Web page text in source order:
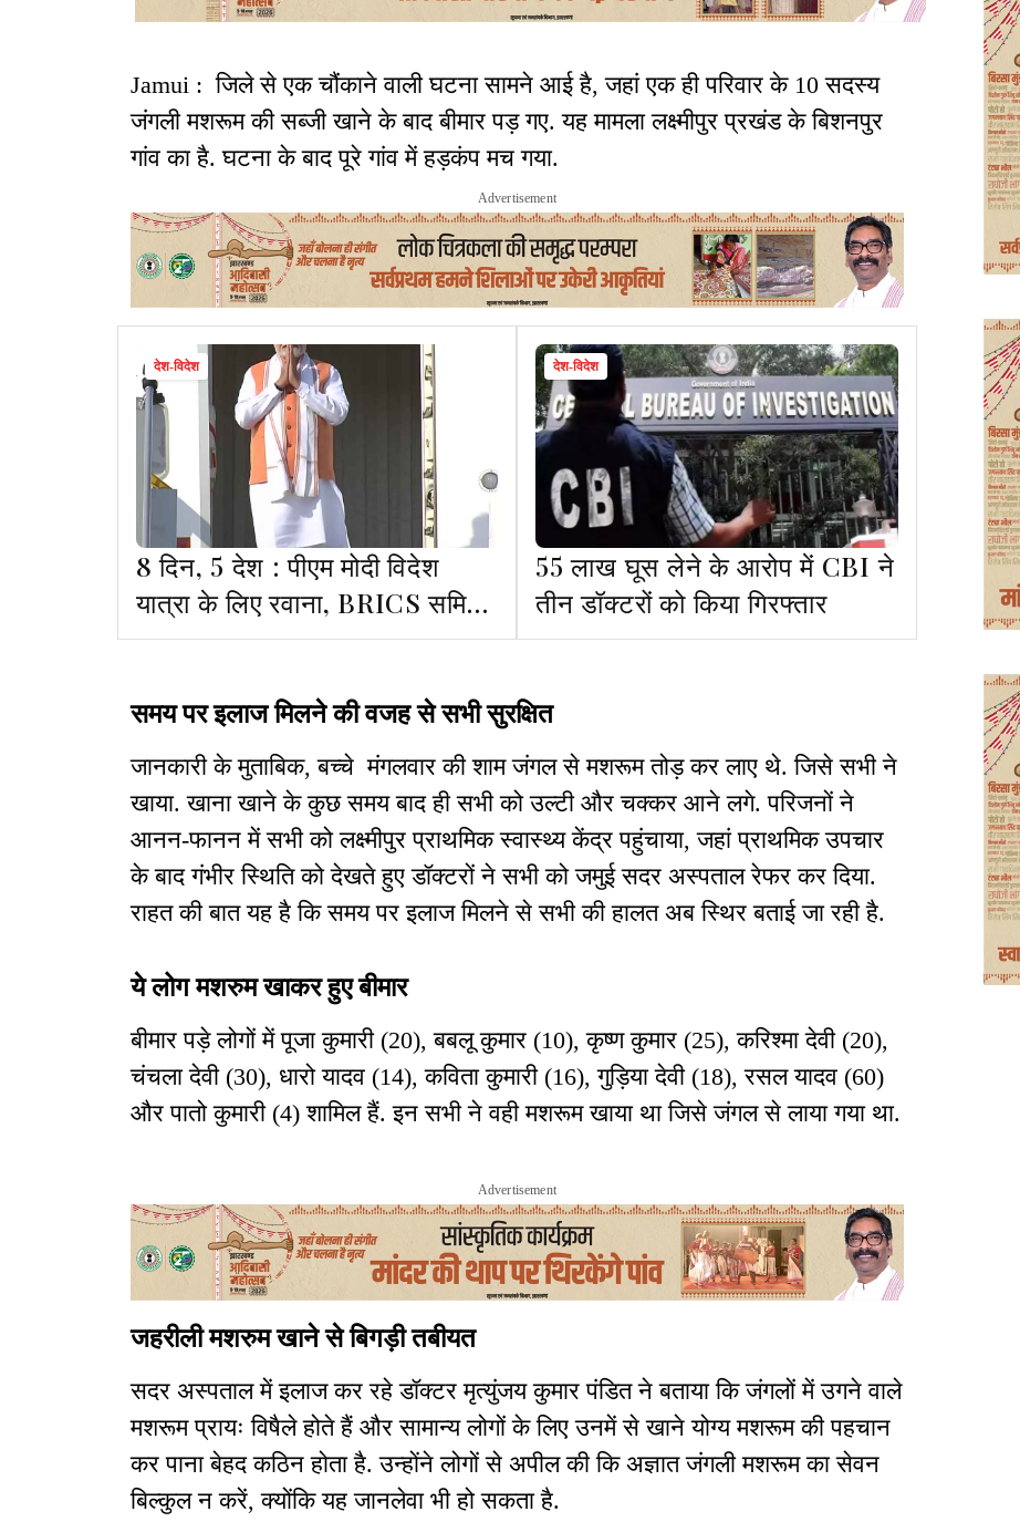
Jamui : जिले से एक चौंकाने वाली घटना सामने आई है, जहां एक ही परिवार के 10 सदस्य
जंगली मशरूम की सब्जी खाने के बाद बीमार पड़ गए. यह मामला लक्ष्मीपुर प्रखंड के बिशनपुर
गांव का है. घटना के बाद पूरे गांव में हड़कंप मच गया.
Advertisement
देश-विदेश
8 दिन, 5 देश : पीएम मोदी विदेश
यात्रा के लिए रवाना, BRICS समिट
में भी लेंगे हिस्सा
देश-विदेश
55 लाख घूस लेने के आरोप में CBI ने
तीन डॉक्टरों को किया गिरफ्तार
समय पर इलाज मिलने की वजह से सभी सुरक्षित
जानकारी के मुताबिक, बच्चे मंगलवार की शाम जंगल से मशरूम तोड़ कर लाए थे. जिसे सभी ने
खाया. खाना खाने के कुछ समय बाद ही सभी को उल्टी और चक्कर आने लगे. परिजनों ने
आनन-फानन में सभी को लक्ष्मीपुर प्राथमिक स्वास्थ्य केंद्र पहुंचाया, जहां प्राथमिक उपचार
के बाद गंभीर स्थिति को देखते हुए डॉक्टरों ने सभी को जमुई सदर अस्पताल रेफर कर दिया.
राहत की बात यह है कि समय पर इलाज मिलने से सभी की हालत अब स्थिर बताई जा रही है.
ये लोग मशरुम खाकर हुए बीमार
बीमार पड़े लोगों में पूजा कुमारी (20), बबलू कुमार (10), कृष्ण कुमार (25), करिश्मा देवी (20),
चंचला देवी (30), धारो यादव (14), कविता कुमारी (16), गुड़िया देवी (18), रसल यादव (60)
और पातो कुमारी (4) शामिल हैं. इन सभी ने वही मशरूम खाया था जिसे जंगल से लाया गया था.
Advertisement
जहरीली मशरुम खाने से बिगड़ी तबीयत
सदर अस्पताल में इलाज कर रहे डॉक्टर मृत्युंजय कुमार पंडित ने बताया कि जंगलों में उगने वाले
मशरूम प्रायः विषैले होते हैं और सामान्य लोगों के लिए उनमें से खाने योग्य मशरूम की पहचान
कर पाना बेहद कठिन होता है. उन्होंने लोगों से अपील की कि अज्ञात जंगली मशरूम का सेवन
बिल्कुल न करें, क्योंकि यह जानलेवा भी हो सकता है.